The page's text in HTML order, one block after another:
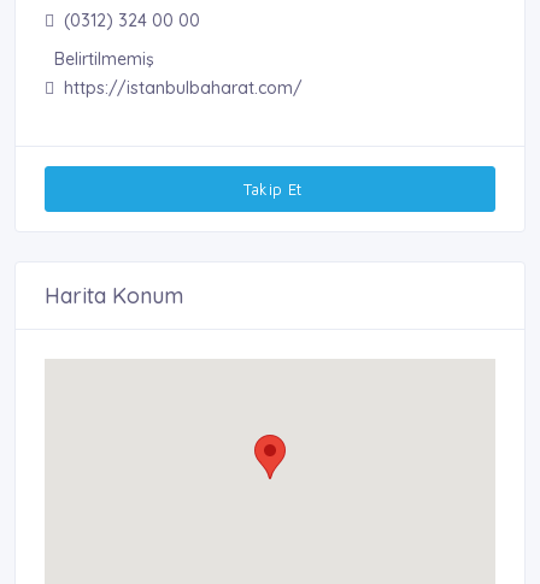
(0312) 324 00 00
Belirtilmemiş
https://istanbulbaharat.com/
Takip Et
Harita Konum